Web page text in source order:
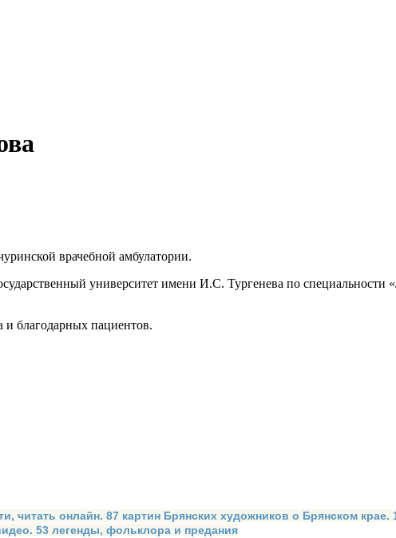
врачебной амбулатории.
университет имени И.С. Тургенева по специальности
и благодарных пациентов.
читать онлайн. 87 картин Брянских художников о Брянском
53 легенды, фольклора и предания